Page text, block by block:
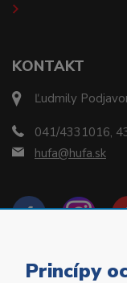
KONTAKT
Ľudmily
041/4331016,
hufa@hufa.sk
Princípy